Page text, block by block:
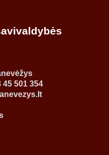
45 501 354